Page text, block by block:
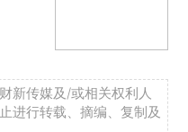
新传媒及/或相关权利人
进行转载、摘编、复制及